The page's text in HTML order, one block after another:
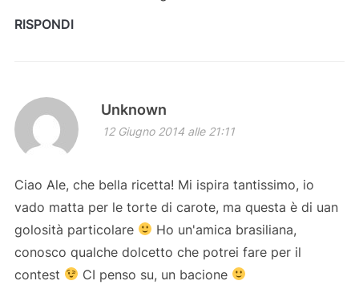
RISPONDI
Unknown
12 Giugno 2014 alle 21:11
Ciao Ale, che bella ricetta! Mi ispira tantissimo, io
vado matta per le torte di carote, ma questa è di uan
golosità particolare
Ho un'amica brasiliana,
conosco qualche dolcetto che potrei fare per il
contest
CI penso su, un bacione